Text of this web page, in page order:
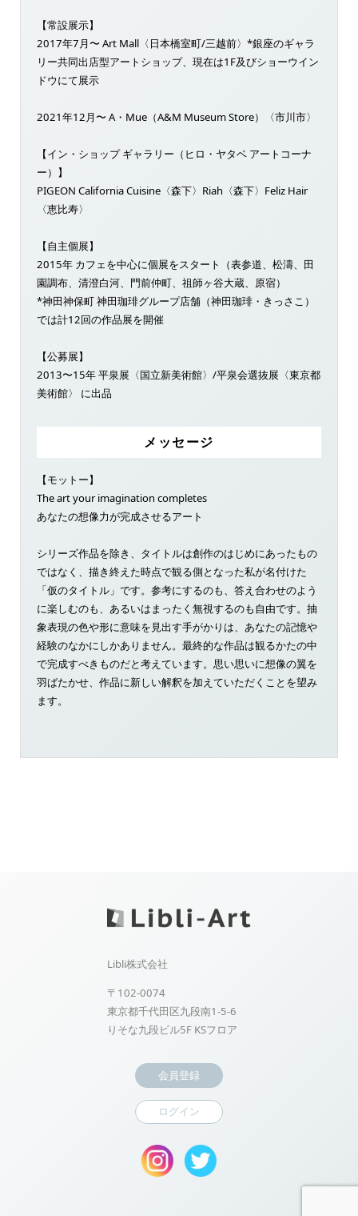
【常設展示】
2017年7月〜 Art Mall〈日本橋室町/三越前〉*銀座のギャラ
リー共同出店型アートショップ、現在は1F及びショーウイン
ドウにて展示
2021年12月〜 A・Mue（A&M Museum Store）〈市川市〉
【イン・ショップ ギャラリー（ヒロ・ヤタベ アートコーナ
ー）】
PIGEON California Cuisine〈森下〉Riah〈森下〉Feliz Hair
〈恵比寿〉
【自主個展】
2015年 カフェを中心に個展をスタート（表参道、松濤、田
園調布、清澄白河、門前仲町、祖師ヶ谷大蔵、原宿）
*神田神保町 神田珈琲グループ店舗（神田珈琲・きっさこ）
では計12回の作品展を開催
【公募展】
2013〜15年 平泉展〈国立新美術館〉/平泉会選抜展〈東京都
美術館〉 に出品
メッセージ
【モットー】
The art your imagination completes
あなたの想像力が完成させるアート
シリーズ作品を除き、タイトルは創作のはじめにあったもの
ではなく、描き終えた時点で観る側となった私が名付けた
「仮のタイトル」です。参考にするのも、答え合わせのよう
に楽しむのも、あるいはまったく無視するのも自由です。抽
象表現の色や形に意味を見出す手がかりは、あなたの記憶や
経験のなかにしかありません。最終的な作品は観るかたの中
で完成すべきものだと考えています。思い思いに想像の翼を
羽ばたかせ、作品に新しい解釈を加えていただくことを望み
ます。
Libli株式会社
〒102-0074
東京都千代田区九段南1-5-6
りそな九段ビル5F KSフロア
会員登録
ログイン